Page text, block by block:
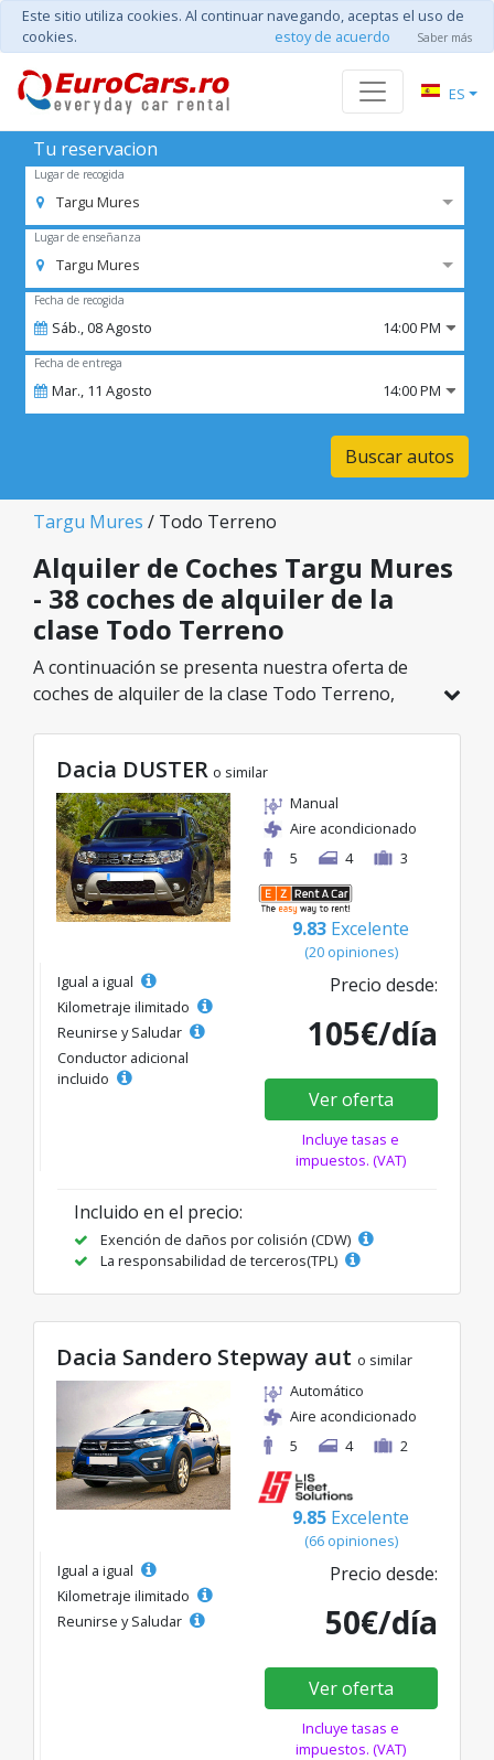
Este sitio utiliza cookies. Al continuar navegando, aceptas el uso de
cookies.
estoy de acuerdo Saber más
ES
Tu reservacion
Lugar de recogida
Targu Mures
Lugar de enseñanza
Targu Mures
Fecha de recogida
Sáb.,08Agosto 14:00 PM
Fecha de entrega
Mar., 11 Agosto 14:00 PM
Buscar autos
Targu Mures / Todo Terreno
Alquiler de Coches Targu Mures
- 38 coches de alquiler de la
clase Todo Terreno
A continuación se presenta nuestra oferta de
coches de alquiler de la clase Todo Terreno,
modelo ideal de la categoría seleccionada, con
tarifas excelentes desde solo 20€/día.
Dacia DUSTER o similar
Manual
Aire acondicionado
5
4 3
9.83 Excelente
(20 opiniones)
Igual a igual
Kilometraje ilimitado
Reunirse y Saludar
Conductor adicional
incluido
Precio desde:
105€/día
Ver oferta
Incluye tasas e
impuestos. (VAT)
Incluido en el precio:
Exención de daños por colisión (CDW)
La responsabilidad de terceros(TPL)
Dacia Sandero Stepway aut o similar
Automático
Aire acondicionado
5
4 2
9.85 Excelente
(66 opiniones)
Igual a igual
Kilometraje ilimitado
Reunirse y Saludar
Precio desde:
50€/día
Ver oferta
Incluye tasas e
impuestos. (VAT)